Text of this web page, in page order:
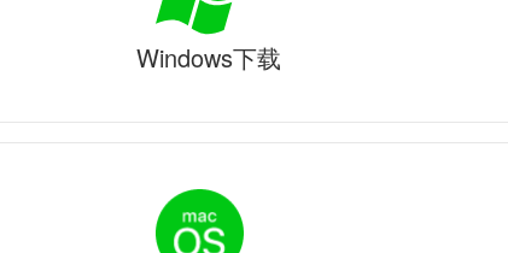
Windows下载